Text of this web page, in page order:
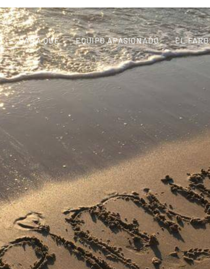
PARA QUÉ EQUIPO APASIONADO EL FARO